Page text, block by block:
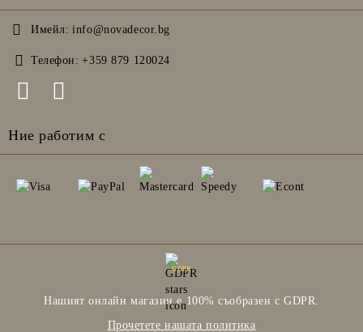
Имейл: info@novadecor.bg
Телефон: +359 879 120024
Ние работим с
GDPR
Нашият онлайн магазин е 100% съобразен с GDPR.
Прочетете нашата политика